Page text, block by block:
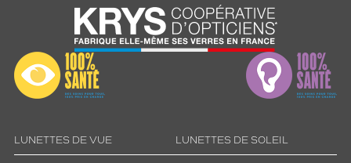
LUNETTES DE VUE LUNETTES DE SOLEIL